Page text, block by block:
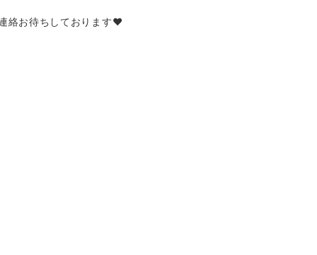
絡お待ちしております♥